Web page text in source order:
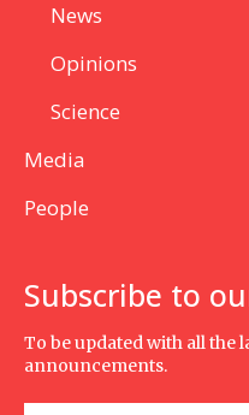
News
Opinions
Science
Media
People
Subscribe to
To be updated with all the
announcements.